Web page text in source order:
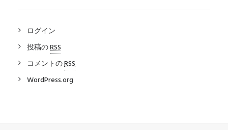
ログイン
投稿のRSS
コメントのRSS
WordPress.org